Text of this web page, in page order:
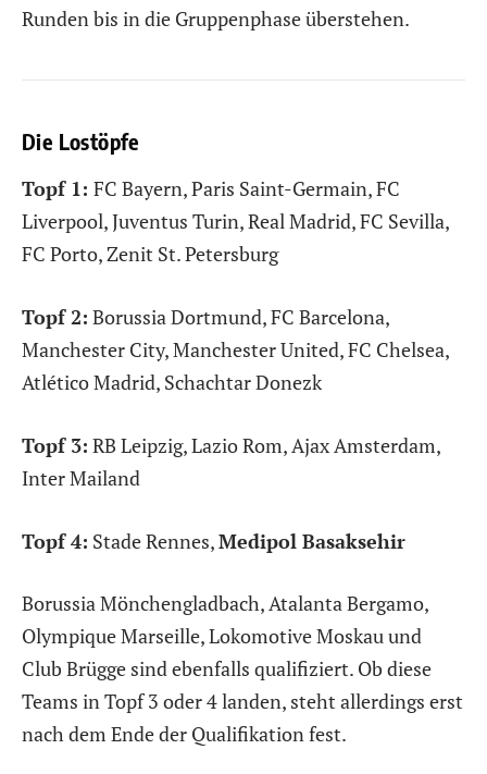
Runden bis in die Gruppenphase überstehen.
Die Lostöpfe
Topf 1: FC Bayern, Paris Saint-Germain, FC
Liverpool, Juventus Turin, Real Madrid, FC Sevilla,
FC Porto, Zenit St. Petersburg
Topf 2: Borussia Dortmund, FC Barcelona,
Manchester City, Manchester United, FC Chelsea,
Atlético Madrid, Schachtar Donezk
Topf 3: RB Leipzig, Lazio Rom, Ajax Amsterdam,
Inter Mailand
Topf 4: Stade Rennes,Medipol Basaksehir
Borussia Mönchengladbach, Atalanta Bergamo,
Olympique Marseille, Lokomotive Moskau und
Club Brügge sind ebenfalls qualifiziert. Ob diese
Teams in Topf 3 oder 4 landen, steht allerdings erst
nach dem Ende der Qualifikation fest.